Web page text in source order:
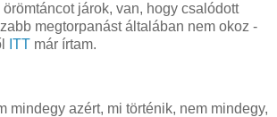
járok, van, hogy csalódott
megtorpanást általában nem okoz -
ITT már írtam.
mindegy azért, mi történik, nem mindegy,